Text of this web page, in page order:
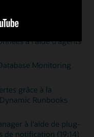
à l'aide d'agents
Monitoring
grâce à la
Runbooks
à l'aide de plug-
de notification (19:14)